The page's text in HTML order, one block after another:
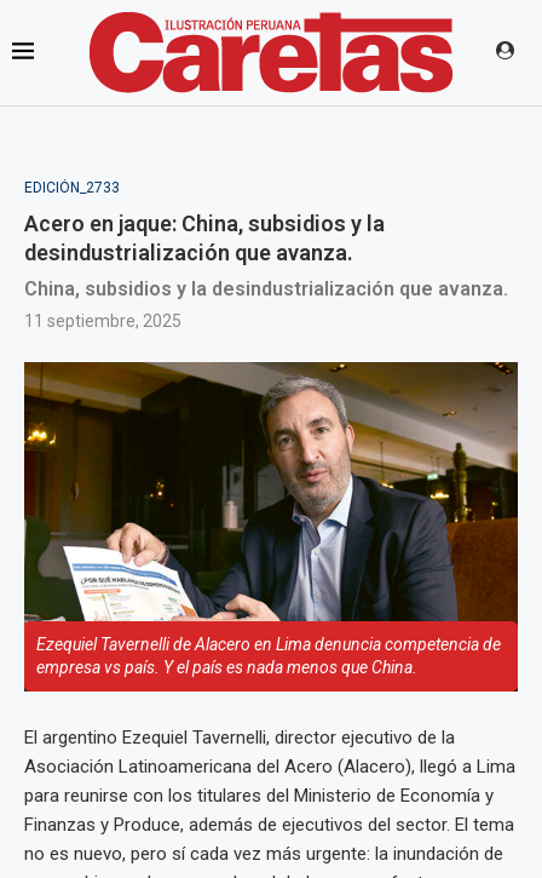
EDICIÓN_2733
Acero en jaque: China, subsidios y la
desindustrialización que avanza.
China, subsidios y la desindustrialización que avanza.
11 septiembre, 2025
Ezequiel Tavernelli de Alacero en Lima denuncia competencia de
empresa vs país. Y el país es nada menos que China.
El argentino Ezequiel Tavernelli, director ejecutivo de la
Asociación Latinoamericana del Acero (Alacero), llegó a Lima
para reunirse con los titulares del Ministerio de Economía y
Finanzas y Produce, además de ejecutivos del sector. El tema
no es nuevo, pero sí cada vez más urgente: la inundación de